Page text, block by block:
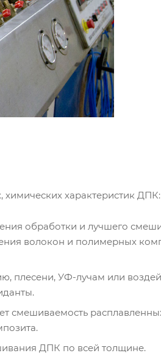
характеристик ДПК:
обработки и лучшего
волокон и полимерных
плесени, УФ-лучам или
смешиваемость
ДПК по всей толщине.